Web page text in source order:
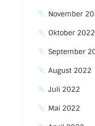
November
Oktober 2022
September
August 2022
Juli 2022
Mai 2022